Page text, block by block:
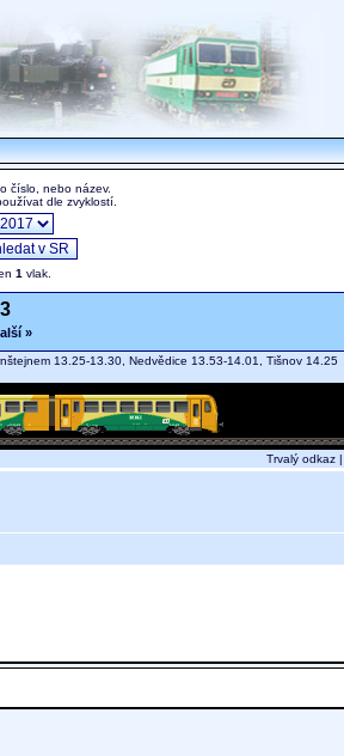
číslo, nebo název.
dle zvyklostí.
1 vlak.
»
13.25-13.30, Nedvědice 13.53-14.01, Tišnov 14.25
Trvalý odkaz |